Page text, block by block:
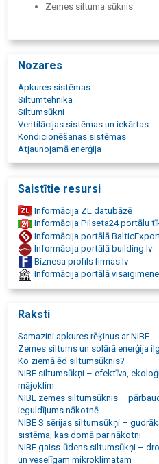
Zemes siltuma sūknis
Zemes siltumsūkņu cenas
Gaisa siltumsūkņi
Gaiss/gaiss siltumsūknis
Gaisa siltumsūkņi cenas
Gaisa siltumsūkņi
Ventilējamā gaisa
Ventilējamā gaisa siltumsūkņi
Siltumsūknis gaiss ūdens
Siltumsūknis gaiss gaiss
Siltumsūkņu cenas
Siltumsūkņu centrs
Siltuma sūknis
Siltuma sūkņi
NIBE siltuma sūkņi
Rekuperācijas iekārtas
Ventilācija mājām
Kondicionēšanas sistēmas
Dzesēšanas sistēmas
Ūdenssildītāji
Ūdens sildītāji
Saules enerģija mājām
Solārā enerģija
Apkures sistēmas
Modernās apkures sistēmas
Ekonomiska apkure
Alternatīvā apkure
Kvalitatīva apkure
Apsildes iekārtas
Nozares
Apkures sistēmas
Siltumtehnika
Siltumsūkņi
Ventilācijas sistēmas un iekārtas
Kondicionēšanas sistēmas
Atjaunojamā enerģija
Saistītie resursi
Informācija ZL datubāzē
Informācija Pilseta24 portālu
Informācija portālā
Informācija portālā building.lv
Biznesa profils firmas.lv
Informācija portālā
Raksti
Samazini apkures rēķinus ar NIBE
Zemes siltums un solārā enerģija
Ko ziemā ēd siltumsūknis?
NIBE siltumsūkņi – efektīva,
mājoklim
NIBE zemes siltumsūknis –
ieguldījums nākotnē
NIBE S sērijas siltumsūkņi –
sistēma, kas domā par nākotni
NIBE gaiss-ūdens siltumsūkņi –
un veselīgam mikroklimatam